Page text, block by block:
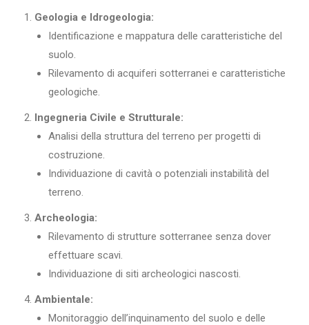
Geologia e Idrogeologia:
Identificazione e mappatura delle caratteristiche del
suolo.
Rilevamento di acquiferi sotterranei e caratteristiche
geologiche.
Ingegneria Civile e Strutturale:
Analisi della struttura del terreno per progetti di
costruzione.
Individuazione di cavità o potenziali instabilità del
terreno.
Archeologia:
Rilevamento di strutture sotterranee senza dover
effettuare scavi.
Individuazione di siti archeologici nascosti.
Ambientale:
Monitoraggio dell’inquinamento del suolo e delle